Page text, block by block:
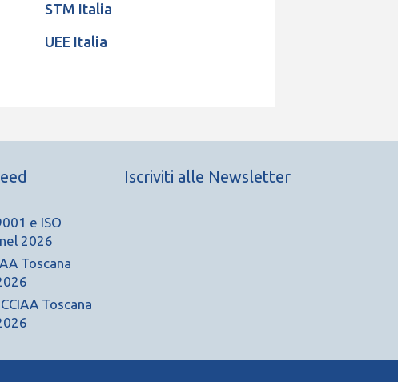
STM Italia
UEE Italia
e ISO
2026
Toscana
Toscana
Iscriviti alle Newsletter